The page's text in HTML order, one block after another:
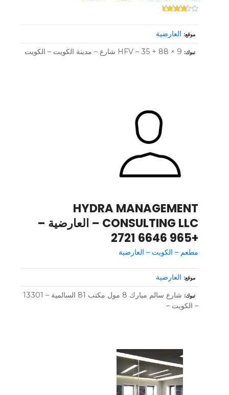
موقع العارضية
تبوك 9 × 88 + HFV – 35 شارع – مدينة الكويت – الكويت
HYDRA MANAGEMENT
CONSULTING LLC – العارضية –
+965 6646 2721
مطعم – الكويت – العارضية
موقع العارضية
تبوك
شارع سالم مبارك 8 مول مكتب 81 السالمية – 13301
– الكويت –